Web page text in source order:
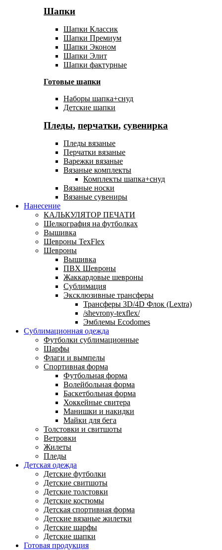
Шапки
Шапки Классик
Шапки Премиум
Шапки Эконом
Шапки Элит
Шапки фактурные
Готовые шапки
Наборы шапка+снуд
Детские шапки
Пледы, перчатки, сувенирка
Пледы вязаные
Перчатки вязаные
Варежки вязаные
Вязаные комплекты
Комплекты шапка+снуд
Вязаные носки
Вязаные сувениры
Нанесение
КАЛЬКУЛЯТОР ПЕЧАТИ
Шелкография на футболках
Вышивка
Шевроны TexFlex
Шевроны
Вышивка
ПВХ Шевроны
Жаккардовые шевроны
Сублимация
Эксклюзивные трансферы
Трансферы 3D/4D Флок (Lextra)
/shevrony-texflex/
Эмблемы Ecodomes
Сублимационная одежда
Футболки сублимационные
Шарфы
Флаги и вымпелы
Спортивная форма
Футбольная форма
Волейбольная форма
Баскетбольная форма
Хоккейные свитера
Манишки и накидки
Майки для бега
Толстовки и свитшоты
Ветровки
Жилеты
Пледы
Детская одежда
Детские футболки
Детские свитшоты
Детские толстовки
Детские костюмы
Детская спортивная форма
Детские вязаные жилетки
Детские шарфы
Детские шапки
Готовая продукция